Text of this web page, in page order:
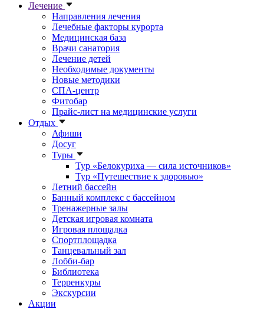
Лечение
Направления лечения
Лечебные факторы курорта
Медицинская база
Врачи санатория
Лечение детей
Необходимые документы
Новые методики
СПА-центр
Фитобар
Прайс-лист на медицинские услуги
Отдых
Афиши
Досуг
Туры
Тур «Белокуриха — сила источников»
Тур «Путешествие к здоровью»
Летний бассейн
Банный комплекс с бассейном
Тренажерные залы
Детская игровая комната
Игровая площадка
Спортплощадка
Танцевальный зал
Лобби-бар
Библиотека
Терренкуры
Экскурсии
Акции